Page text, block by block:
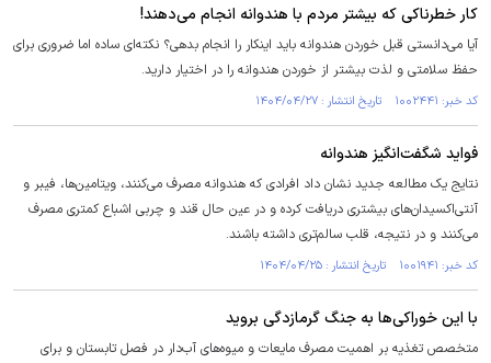
کار خطرناکی که بیشتر مردم با هندوانه انجام می‌دهند!
آیا می‌دانستی قبل خوردن هندوانه باید اینکار را انجام بدهی؟ نکته‌ای ساده اما ضروری برای
حفظ سلامتی و لذت بیشتر از خوردن هندوانه را در اختیار دارید.
کد خبر: ۱۰۰۲۴۴۱ تاریخ انتشار : ۱۴۰۴/۰۴/۲۷
فواید شگفت‌انگیز هندوانه
نتایج یک مطالعه جدید نشان داد افرادی که هندوانه مصرف می‌کنند، ویتامین‌ها، فیبر و
آنتی‌اکسیدان‌های بیشتری دریافت کرده و در عین حال قند و چربی اشباع کمتری مصرف
می‌کنند و در نتیجه، قلب سالم‌تری داشته باشند.
کد خبر: ۱۰۰۱۹۴۱ تاریخ انتشار : ۱۴۰۴/۰۴/۲۵
با این خوراکی‌ها به جنگ گرمازدگی بروید
متخصص تغذیه بر اهمیت مصرف مایعات و میوه‌های آب‌دار در فصل تابستان و برای